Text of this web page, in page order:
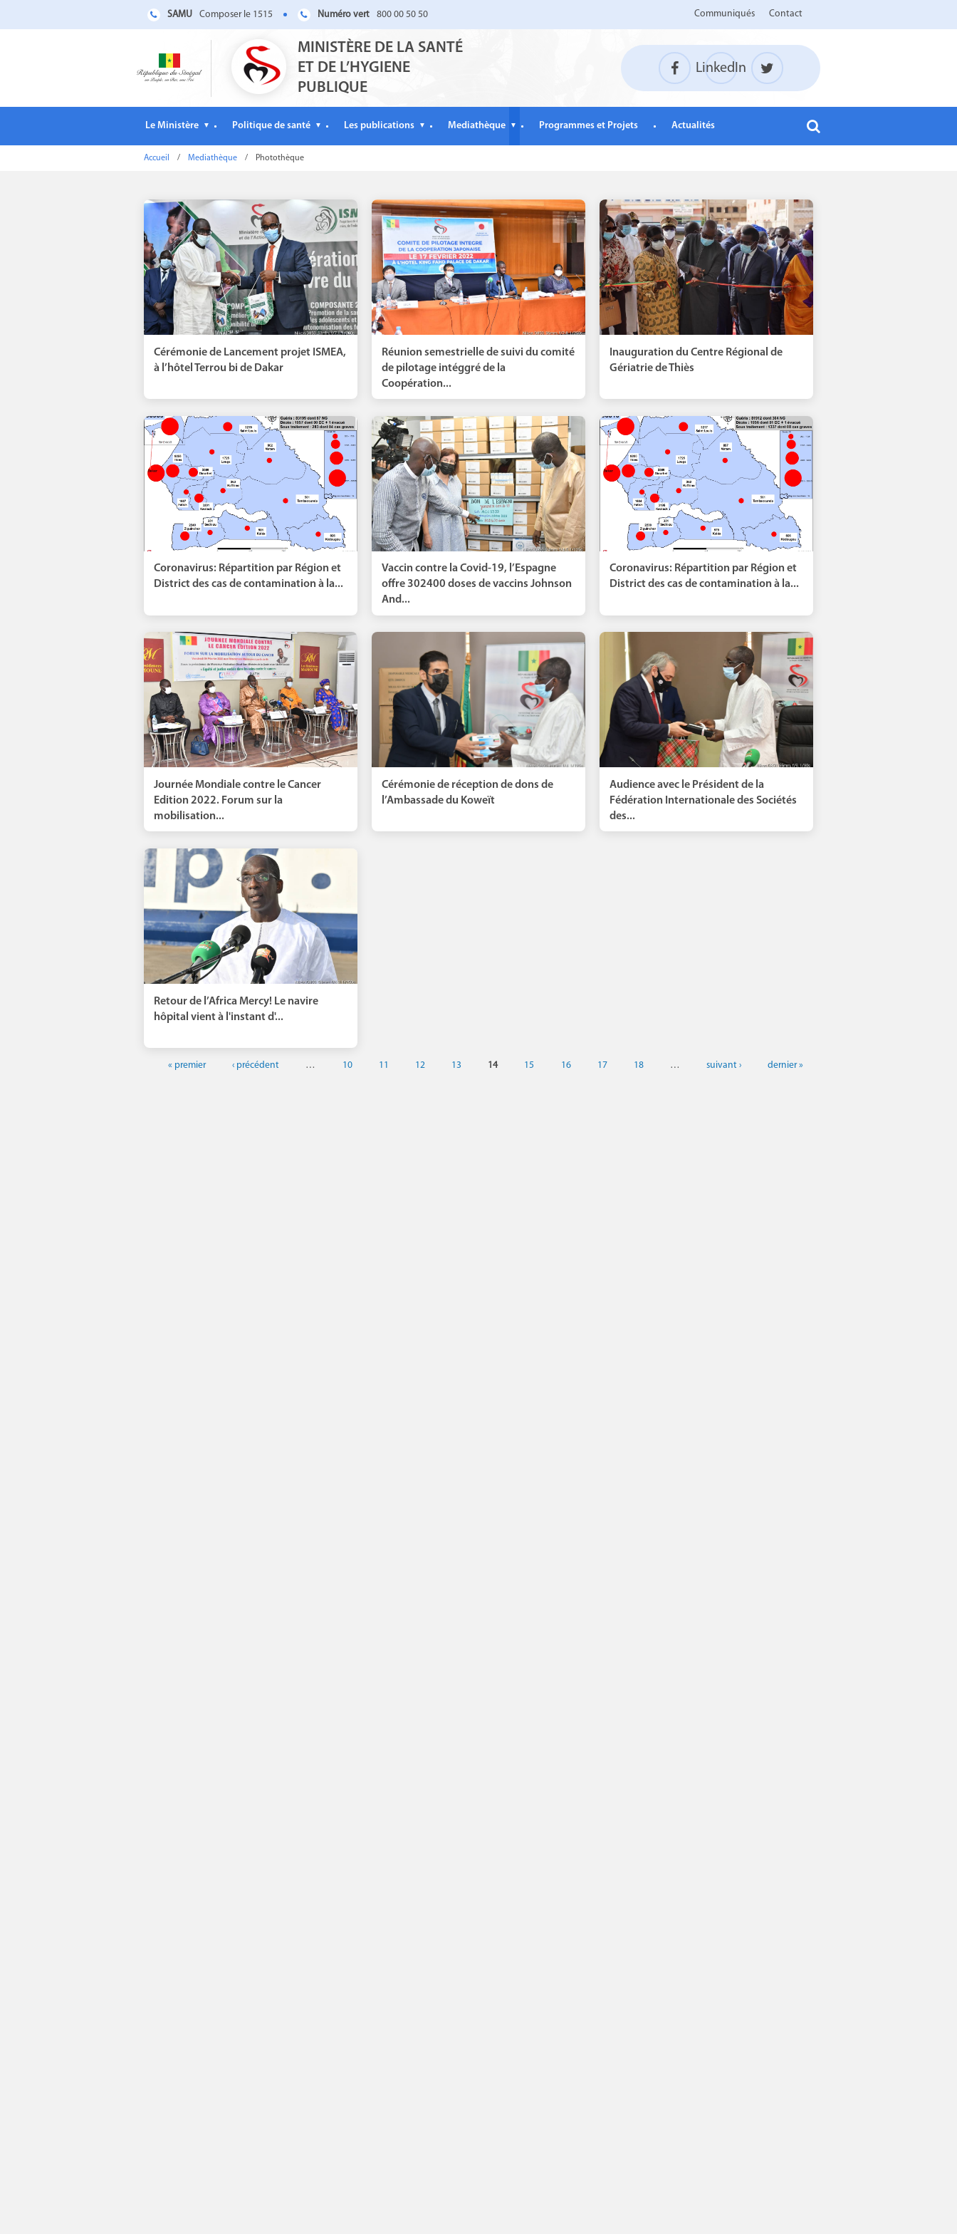
SAMU Composer le 1515 Numéro vert 800 00 50 50 Communiqués Contact
MINISTÈRE DE LA SANTÉ
ET DE L’HYGIENE
PUBLIQUE
LinkedIn
Le Ministère ▼ Politique de santé ▼ Les publications ▼ Mediathèque ▼ Programmes et Projets Actualités
Accueil / Mediathèque / Photothèque
Cérémonie de Lancement projet ISMEA,
à l’hôtel Terrou bi de Dakar
Réunion semestrielle de suivi du comité
de pilotage intéggré de la
Coopération...
Inauguration du Centre Régional de
Gériatrie de Thiès
Coronavirus: Répartition par Région et
District des cas de contamination à la...
Vaccin contre la Covid-19, l’Espagne
offre 302400 doses de vaccins Johnson
And...
Coronavirus: Répartition par Région et
District des cas de contamination à la...
Journée Mondiale contre le Cancer
Edition 2022. Forum sur la
mobilisation...
Cérémonie de réception de dons de
l’Ambassade du Koweït
Audience avec le Président de la
Fédération Internationale des Sociétés
des...
Retour de l’Africa Mercy! Le navire
hôpital vient à l'instant d'...
« premier ‹ précédent … 10 11 12 13 14 15 16 17 18 … suivant › dernier »